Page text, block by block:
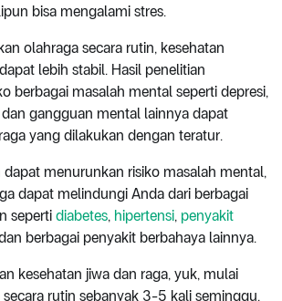
bisa mengalami stres.
olahraga secara rutin, kesehatan
lebih stabil. Hasil penelitian
berbagai masalah mental seperti depresi,
gangguan mental lainnya dapat
yang dilakukan dengan teratur.
dapat menurunkan risiko masalah mental,
dapat melindungi Anda dari berbagai
seperti diabetes, hipertensi, penyakit
berbagai penyakit berbahaya lainnya.
kesehatan jiwa dan raga, yuk, mulai
secara rutin sebanyak 3-5 kali seminggu,